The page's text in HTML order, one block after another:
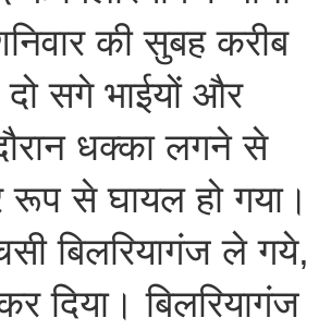
की सुबह करीब
दो सगे भाईयों और
धक्का लगने से
रूप से घायल हो गया।
बिलरियागंज ले गये,
दिया। बिलरियागंज